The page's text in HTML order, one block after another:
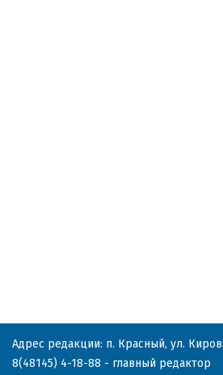
Адрес редакции: п. Красный, ул.
8(48145) 4-18-88 - главный редактор